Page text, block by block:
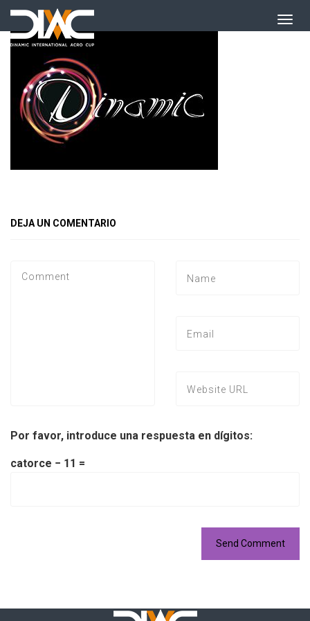
DEJA UN COMENTARIO
Por favor, introduce una respuesta en dígitos:
catorce − 11 =